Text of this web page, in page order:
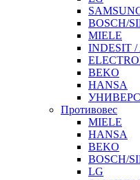
BOSCH/
MIELE
INDESIT /
BEKO
HANSA
Противовес
MIELE
HANSA
BEKO
BOSCH/
LG